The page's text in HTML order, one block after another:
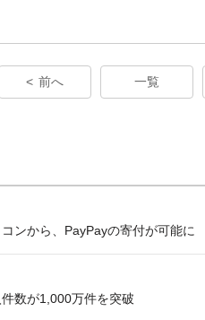
前へ 一覧
ンから、PayPayの寄付が可能に
数が1,000万件を突破